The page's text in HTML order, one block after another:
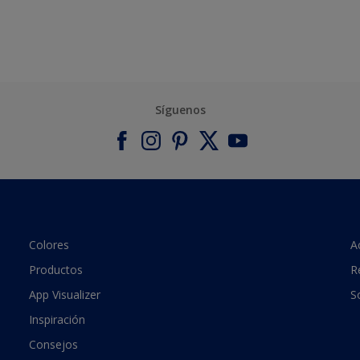
Síguenos
Colores
Productos
App Visualizer
Inspiración
Consejos